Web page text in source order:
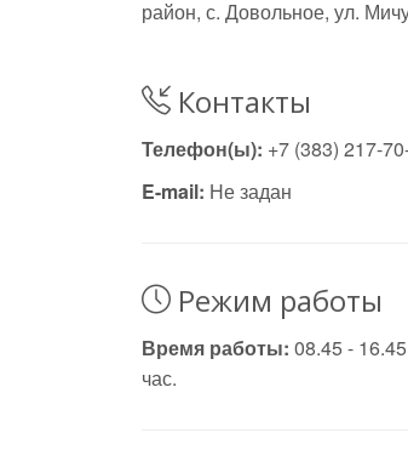
район, с. Довольное, ул.
Контакты
Телефон(ы): +7 (383) 217-
E-mail: Не задан
Режим работы
Время работы: 08.45 -
час.